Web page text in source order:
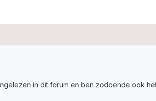
in dit forum en ben zodoende ook